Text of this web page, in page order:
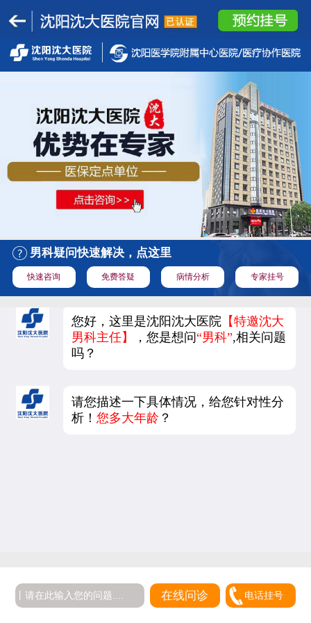
男科疑问快速解决，点这里
快速咨询 免费答疑 病情分析 专家挂号
您好，这里是沈阳沈大医院 【特邀沈大
男科主任】
，您是想问“男科”,相关问题
吗？
请您描述一下具体情况，给您针对性分
析！您多大年龄 ？
在线问诊 电话挂号